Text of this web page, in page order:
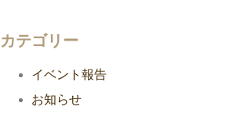
カテゴリー
イベント報告
お知らせ